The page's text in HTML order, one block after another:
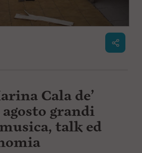
Cala de’
grandi
talk ed